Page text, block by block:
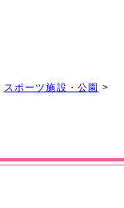
スポーツ施設・公園 >